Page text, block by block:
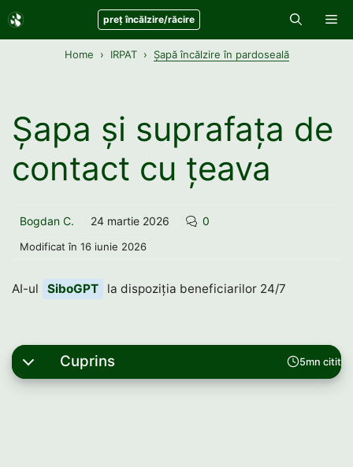
Sari
la
preț încălzire/răcire
Home IRPAT Șapă încălzire în pardoseală
Șapa și suprafața de
contact cu țeava
Bogdan C. 24 martie 2026 0
Modificat în 16 iunie 2026
AI-ul SiboGPT la dispoziția beneficiarilor 24/7
5mn citit
Cuprins